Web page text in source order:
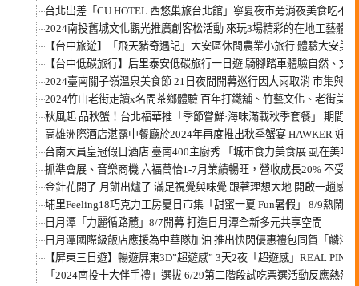
台北出差「CU HOTEL 西悠巢旅台北館」寧夏夜市旁消夜美食吃不
2024南投舊城文化觀光推廣創客松活動 來玩3場精彩的在地工藝體驗
【台中旅遊】「飛天豬奇遇記」大安區休閒農業小旅行 體驗大安美
【台中低碳旅行】后里泰安低碳旅行一日遊 騎腳踏車體驗自然、文
2024臺南關子嶺溫泉美食節 21日夜間開幕巡行因大雨取消 市集與舞
2024竹山老街走讀x名間茶鄉體驗 百年打鐵舖、竹藝文化、老街美
秋風起 品秋蟹！台北福華推「季節嘗鮮·海味滿載秋季套餐」 期間
高雄洲際酒店湛露中餐廳於2024年再度推出秋季蟹宴 HAWKER 好
台南大員皇冠假日酒店 臺南400主廚秀 「城市食力美食展 虱在美味
抓準會展、音樂商機 六福萬怡1-7月業績暢旺，營收成長20% 不受
金針花開了 月餅出爐了 滿足視覺與味覺 跟著理想大地 開啟一趟感
埔里Feeling18巧克力工房夏日市集「甜蜜一夏 Fun暑假」 8/9熱鬧登
日月潭「力麗循路麓」8/7開幕 打造日月潭全新多元共享空間
日月潭國際級飯店應援為中華隊加油 推出快閃優惠禮包同賀「麟
【屏東三日遊】暢遊屏東3D”超遊感” 3天2夜「超遊感」REAL
「2024南投十大伴手禮」選拔 6/29第二階段試吃票選活動反應熱烈